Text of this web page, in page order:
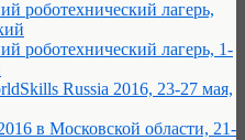
лагерь,
лагерь, 1-
Russia 2016, 23-27 мая,
в Московской области, 21-